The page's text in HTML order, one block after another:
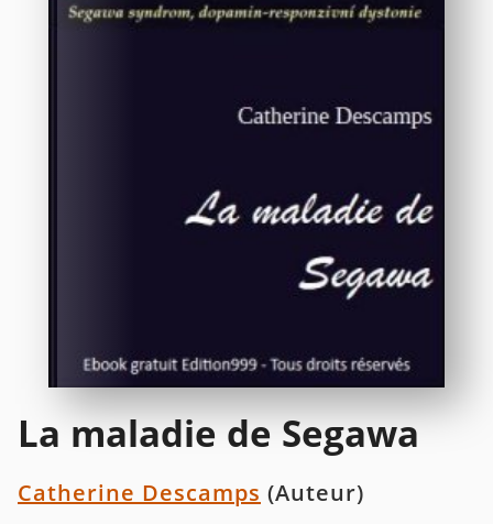
La maladie de Segawa
Catherine Descamps (Auteur)